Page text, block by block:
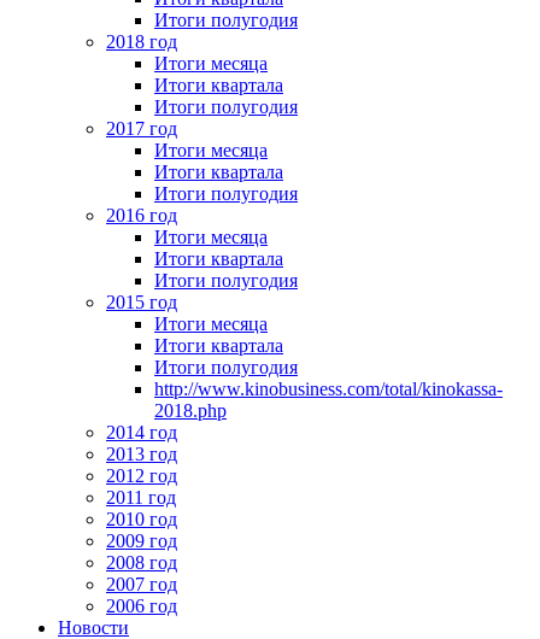
Итоги полугодия
2018 год
Итоги месяца
Итоги квартала
Итоги полугодия
2017 год
Итоги месяца
Итоги квартала
Итоги полугодия
2016 год
Итоги месяца
Итоги квартала
Итоги полугодия
2015 год
Итоги месяца
Итоги квартала
Итоги полугодия
http://www.kinobusiness.com/total/kinokassa-
2018.php
2014 год
2013 год
2012 год
2011 год
2010 год
2009 год
2008 год
2007 год
2006 год
Новости